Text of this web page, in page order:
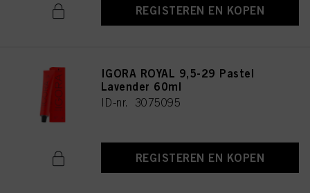
REGISTEREN EN KOPEN
IGORA ROYAL 9,5-29 Pastel
Lavender 60ml
ID-nr. 3075095
REGISTEREN EN KOPEN